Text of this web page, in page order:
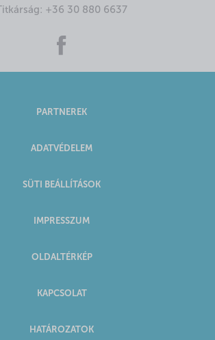
Titkárság: +36 30 880 6637
PARTNEREK
ADATVÉDELEM
SÜTI BEÁLLÍTÁSOK
IMPRESSZUM
OLDALTÉRKÉP
KAPCSOLAT
HATÁROZATOK